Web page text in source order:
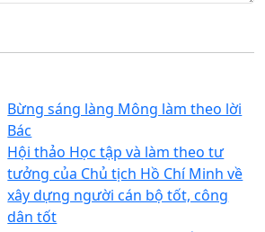
Bừng sáng làng Mông làm theo lời
Bác
Hội thảo Học tập và làm theo tư
tưởng của Chủ tịch Hồ Chí Minh về
xây dựng người cán bộ tốt, công
dân tốt